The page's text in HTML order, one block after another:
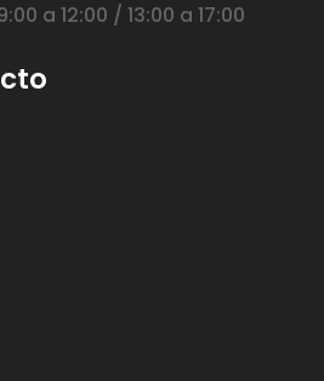
a 12:00 / 13:00 a 17:00